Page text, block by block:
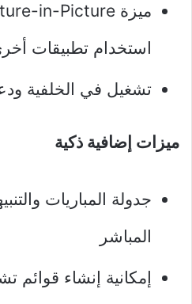
استخدام تطبيقات
تشغيل في الخلفية
ميزات إضافية ذكية
جدولة المباريات
المباشر
إمكانية إنشاء